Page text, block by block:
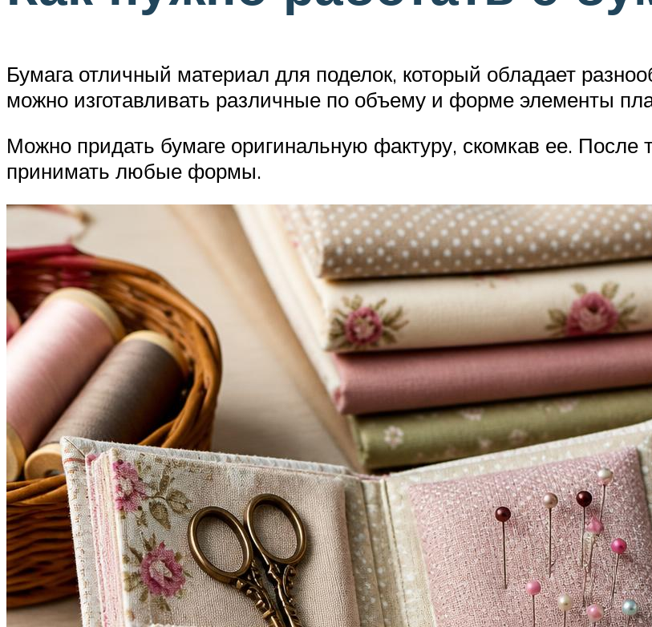
Бумага отличный материал для поделок, который обладает
можно изготавливать различные по объему и форме элементы
Можно придать бумаге оригинальную фактуру, скомкав ее. После
принимать любые формы.